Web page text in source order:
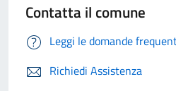
Contatta il comune
Leggi le domande
Richiedi Assistenza